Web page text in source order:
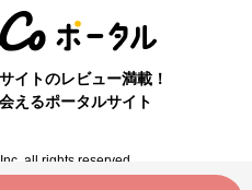
イトのレビュー満載！
えるポータルサイト
all rights reserved.